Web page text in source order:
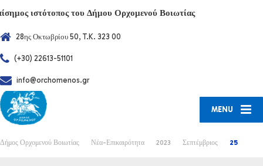
ιστότοπος του Δήμου Ορχομενού Βοιωτίας
28ης Οκτωβρίου 50, T.K. 323 00
(+30) 22613-51101
info@orchomenos.gr
MENU
Δήμος Ορχομενού Βοιωτίας Νέα-Επικαιρότητα 2023 Σεπτέμβριος 25